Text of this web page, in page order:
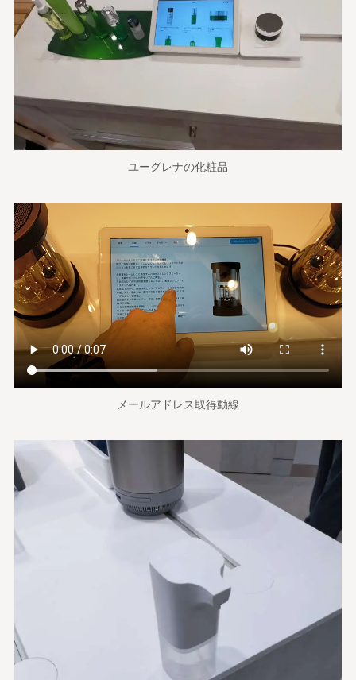
ユーグレナの化粧品
メールアドレス取得動線